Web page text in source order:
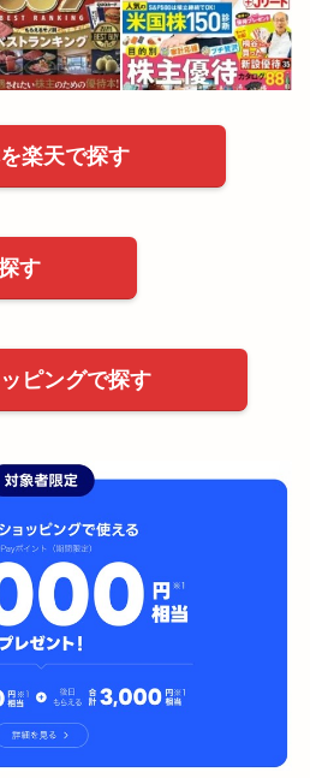
楽天で探す
す
ピングで探す